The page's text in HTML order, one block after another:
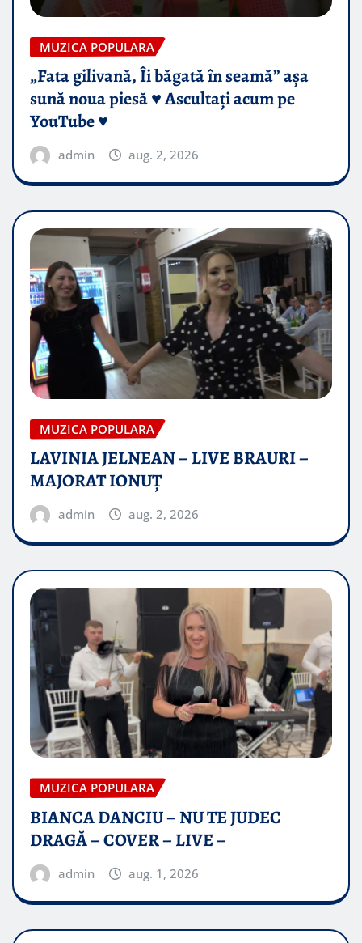
MUZICA POPULARA
„Fata gilivană, Îi băgată în seamă” așa
sună noua piesă ♥️ Ascultați acum pe
YouTube ♥️
admin aug. 2, 2026
MUZICA POPULARA
LAVINIA JELNEAN – LIVE BRAURI –
MAJORAT IONUŢ
admin aug. 2, 2026
MUZICA POPULARA
BIANCA DANCIU – NU TE JUDEC
DRAGĂ – COVER – LIVE –
admin aug. 1, 2026